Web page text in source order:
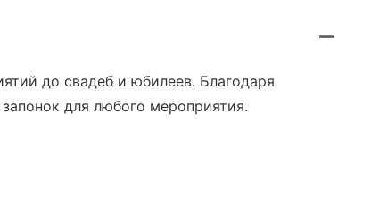
до свадеб и юбилеев. Благодаря
для любого мероприятия.